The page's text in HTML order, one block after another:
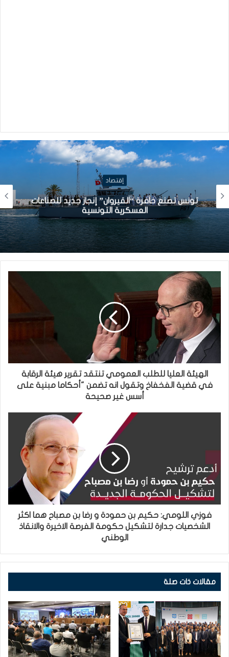
إقتصاد
تونس تصنع خافرة “القيروان” إنجاز جديد للصناعات
العسكرية التونسية
الهيئة العليا للطلب العمومي تنتقد تقرير هيئة الرقابة
في قضية الفخفاخ وتقول انه تضمن "أحكاما مبنية على
أسس غير صحيحة
فوزي اللومي: حكيم بن حمودة و رضا بن مصباح هما اكثر
الشخصيات جدارة لتشكيل حكومة الفرصة الاخيرة والانقاذ
الوطني
مقالات ذات صلة